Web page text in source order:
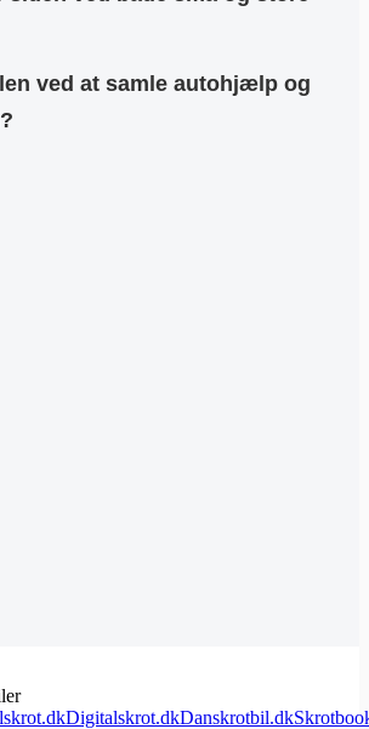
ved at samle autohjælp og
Digitalskrot.dkDanskrotbil.dk